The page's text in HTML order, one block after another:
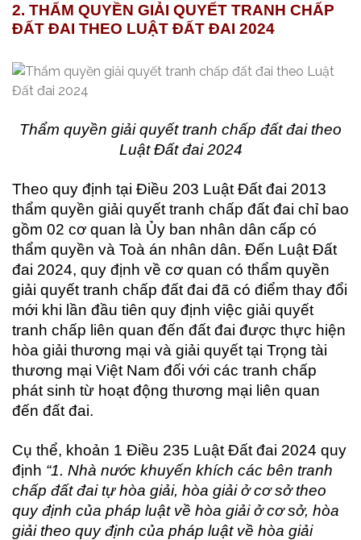
2. THẨM QUYỀN GIẢI QUYẾT TRANH CHẤP
ĐẤT ĐAI THEO LUẬT ĐẤT ĐAI 2024
Thẩm quyền giải quyết tranh chấp đất đai theo
Luật Đất đai 2024
Theo quy định tại Điều 203 Luật Đất đai 2013
thẩm quyền giải quyết tranh chấp đất đai chỉ bao
gồm 02 cơ quan là Ủy ban nhân dân cấp có
thẩm quyền và Toà án nhân dân. Đến Luật Đất
đai 2024, quy định về cơ quan có thẩm quyền
giải quyết tranh chấp đất đai đã có điểm thay đổi
mới khi lần đầu tiên quy định việc giải quyết
tranh chấp liên quan đến đất đai được thực hiện
hòa giải thương mại và giải quyết tại Trọng tài
thương mại Việt Nam đối với các tranh chấp
phát sinh từ hoạt động thương mại liên quan
đến đất đai.
Cụ thể, khoản 1 Điều 235 Luật Đất đai 2024 quy
định “1. Nhà nước khuyến khích các bên tranh
chấp đất đai tự hòa giải, hòa giải ở cơ sở theo
quy định của pháp luật về hòa giải ở cơ sở, hòa
giải theo quy định của pháp luật về hòa giải